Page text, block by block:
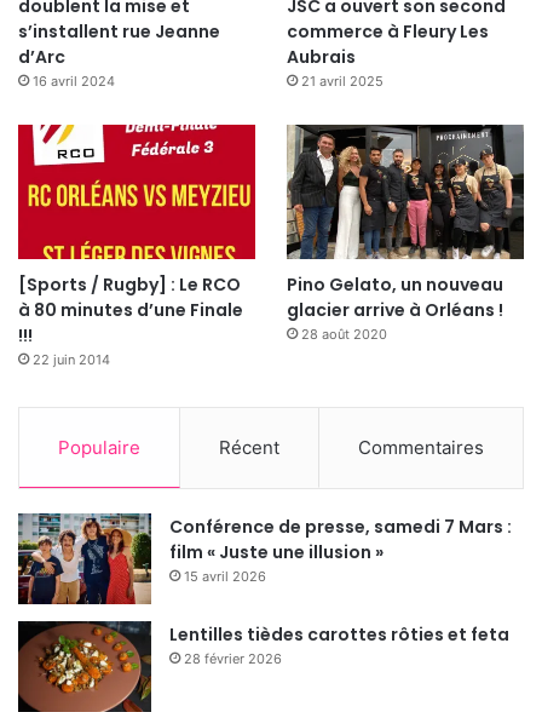
Quelle est la première chose que vous faites le matin
en vous levant ?
Je me lave le visage.
dormir ?
Je me lave les dents.
L’Histoire et l’éducation physique et sportive.
Quelle est votre personnalité préférée ?
J’aime les gens sincères, drôles et ayant de
l’empathie.
doublent la mise et
s’installent rue Jeanne
d’Arc
16 avril 2024
JSC a ouvert son second
commerce à Fleury Les
Aubrais
21 avril 2025
[Sports / Rugby] : Le RCO
à 80 minutes d’une Finale
!!!
22 juin 2014
Pino Gelato, un nouveau
glacier arrive à Orléans !
28 août 2020
Populaire Récent Commentaires
Conférence de presse, samedi 7 Mars :
film « Juste une illusion »
15 avril 2026
Lentilles tièdes carottes rôties et feta
28 février 2026